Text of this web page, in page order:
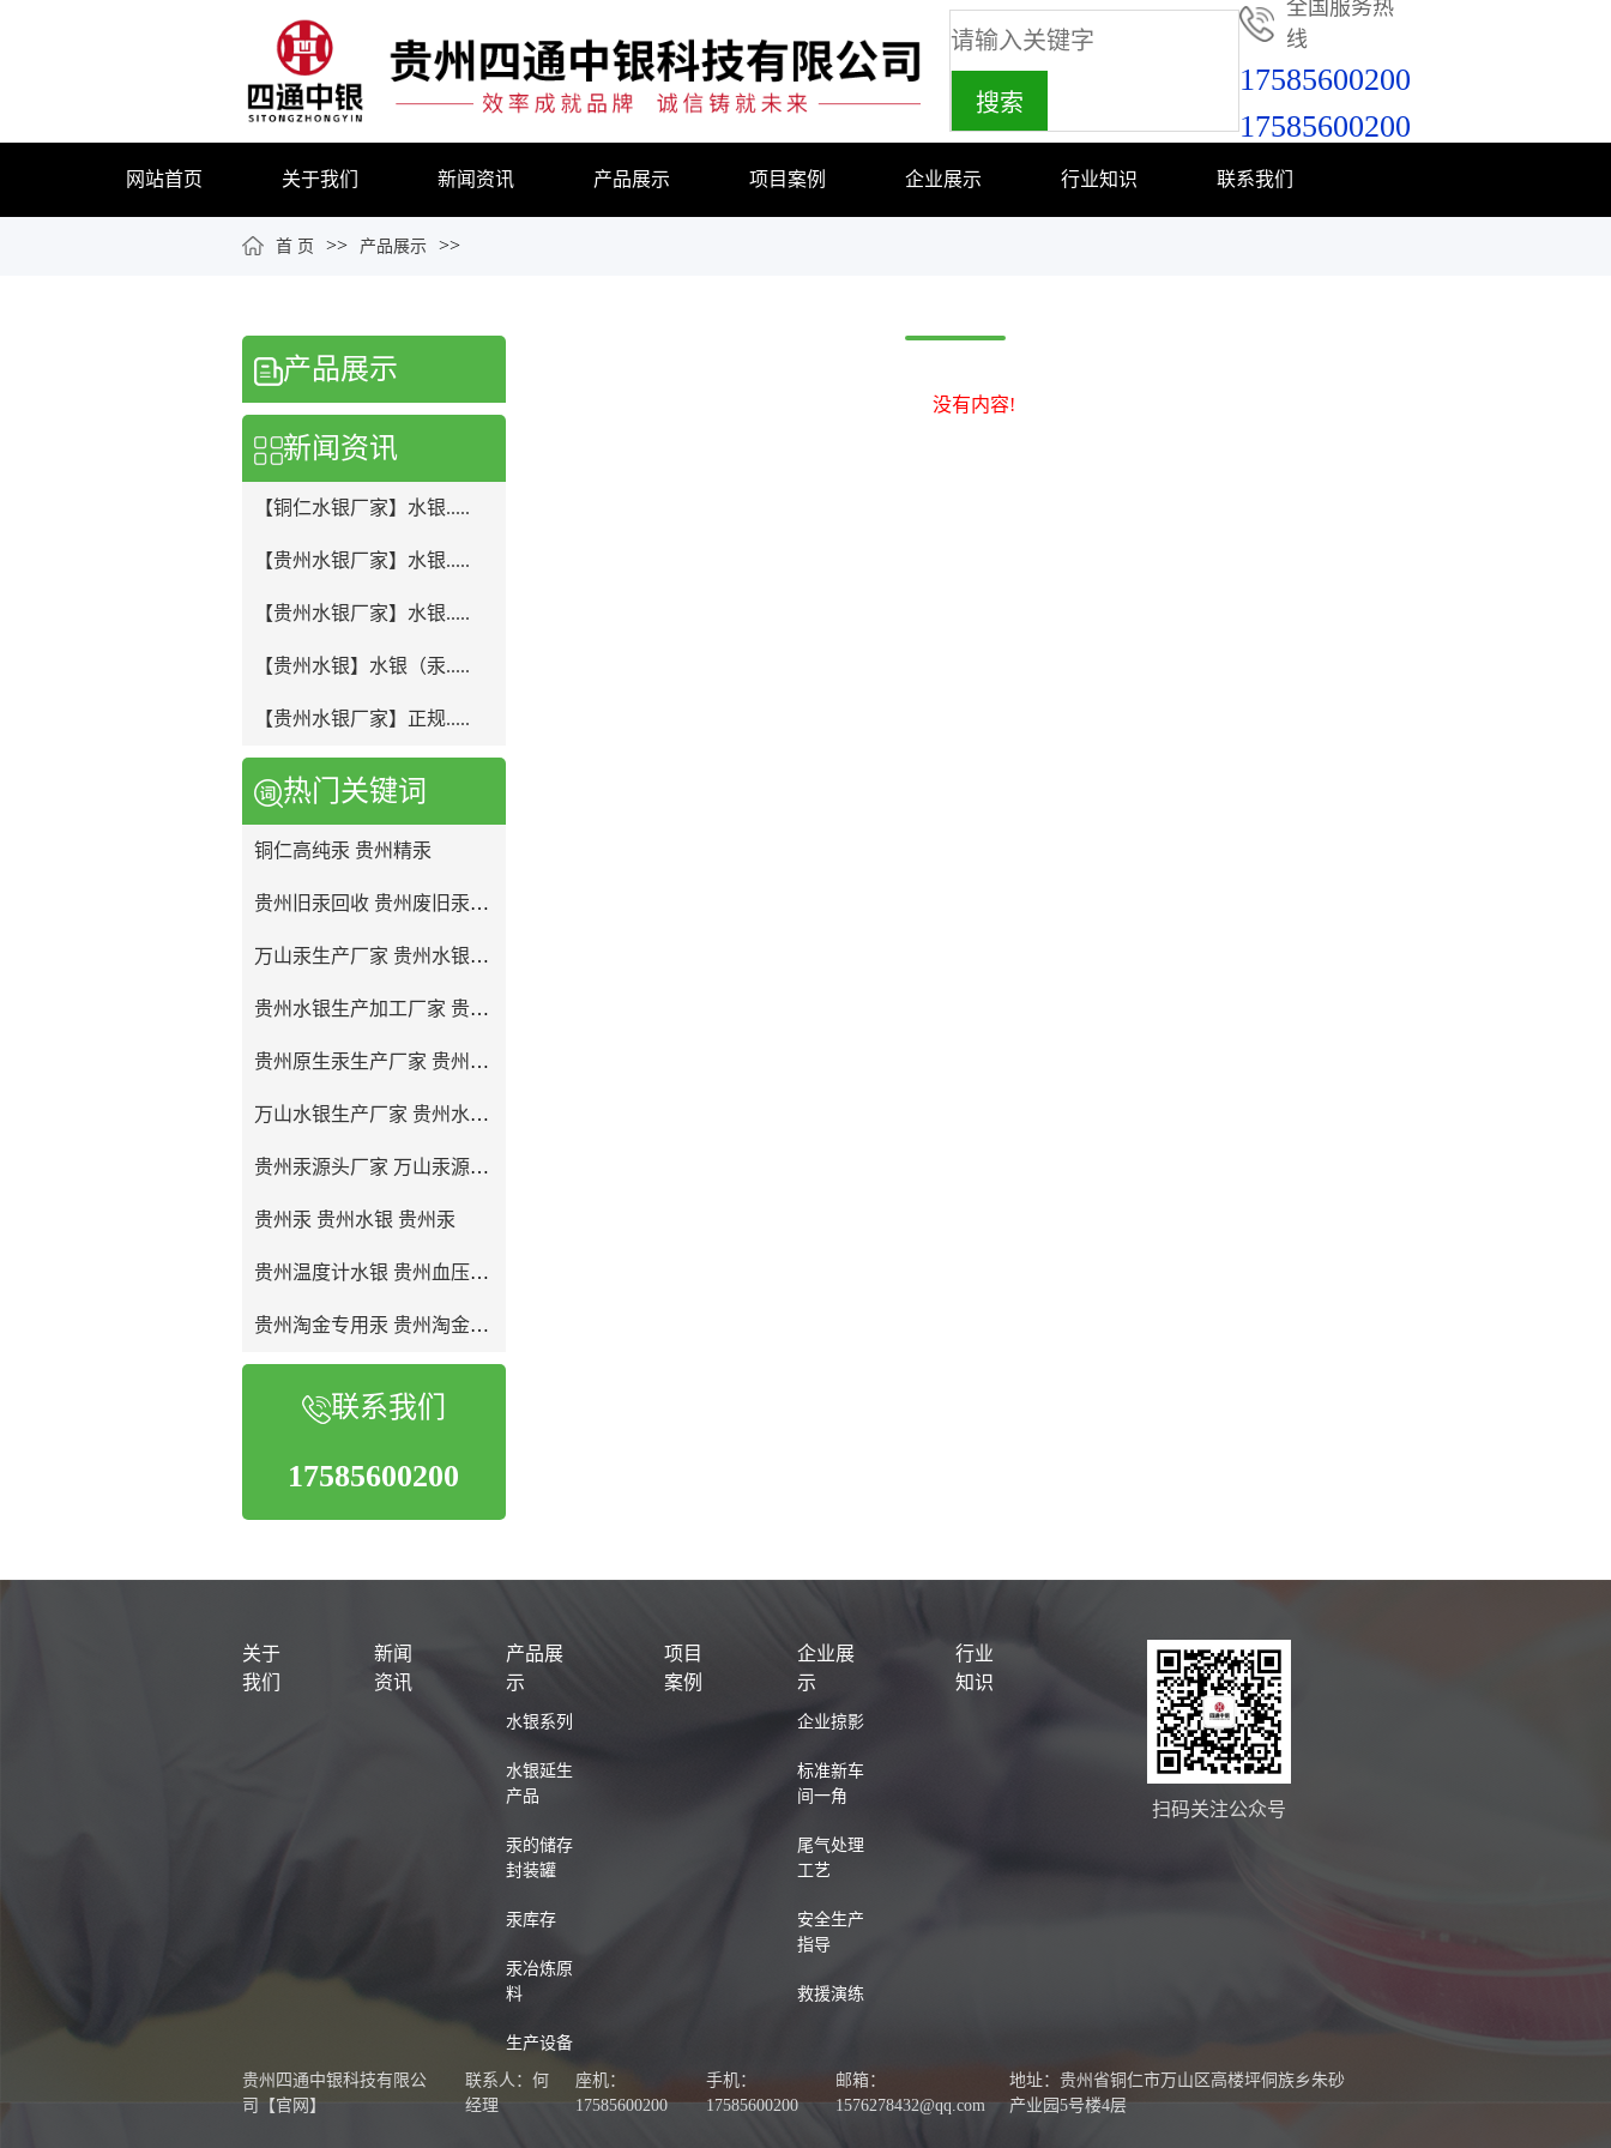
全国服务热
线
17585600200
17585600200
网站首页 关于我们 新闻资讯 产品展示 项目案例 企业展示 行业知识 联系我们
首 页 >> 产品展示 >>
产品展示
新闻资讯
【铜仁水银厂家】水银.....
【贵州水银厂家】水银.....
【贵州水银厂家】水银.....
【贵州水银】水银（汞.....
【贵州水银厂家】正规.....
热门关键词
铜仁高纯汞 贵州精汞
贵州旧汞回收 贵州废旧汞回收
万山汞生产厂家 贵州水银回收
贵州水银生产加工厂家 贵州水银提纯
贵州原生汞生产厂家 贵州液态水银
万山水银生产厂家 贵州水银生产厂家
贵州汞源头厂家 万山汞源头生产厂家
贵州汞 贵州水银 贵州汞
贵州温度计水银 贵州血压计水银
贵州淘金专用汞 贵州淘金专用水银
联系我们
17585600200
没有内容!
关于
我们
新闻
资讯
产品展
示
水银系列
水银延生
产品
汞的储存
封装罐
汞库存
汞冶炼原
料
生产设备
项目
案例
企业展
示
企业掠影
标准新车
间一角
尾气处理
工艺
安全生产
指导
救援演练
行业
知识
扫码关注公众号
贵州四通中银科技有限公
司【官网】
联系人：何
经理
座机：
17585600200
手机：
17585600200
邮箱：
1576278432@qq.com
地址：贵州省铜仁市万山区高楼坪侗族乡朱砂
产业园5号楼4层